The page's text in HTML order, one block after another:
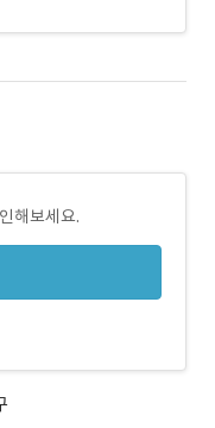
해보세요.